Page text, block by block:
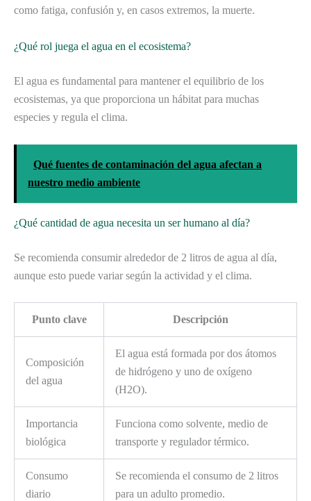
como fatiga, confusión y, en casos extremos, la muerte.
¿Qué rol juega el agua en el ecosistema?
El agua es fundamental para mantener el equilibrio de los
ecosistemas, ya que proporciona un hábitat para muchas
especies y regula el clima.
Qué fuentes de contaminación del agua afectan a
nuestro medio ambiente
¿Qué cantidad de agua necesita un ser humano al día?
Se recomienda consumir alrededor de 2 litros de agua al día,
aunque esto puede variar según la actividad y el clima.
Punto clave Descripción
Composición
del agua
El agua está formada por dos átomos
de hidrógeno y uno de oxígeno
(H2O).
Importancia
biológica
Funciona como solvente, medio de
transporte y regulador térmico.
Consumo
diario
Se recomienda el consumo de 2 litros
para un adulto promedio.